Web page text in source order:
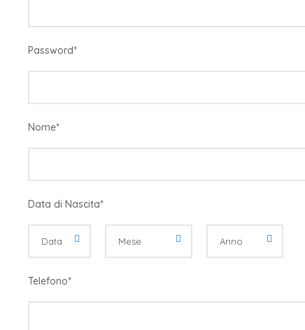
Password*
Nome*
Data di Nascita*
Telefono*